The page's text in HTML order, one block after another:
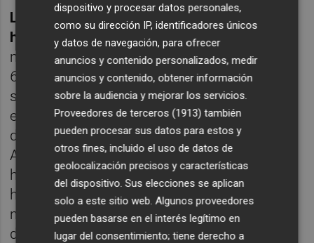
La Región de Murcia cuenta con unas 5.840
hectáreas de agricultura protegida
mientras que en toda España alcanza las
66.000 has, lo que supone un 0,14% de la
superficie total del cultivo vigente, según la
encuesta sobre la superficie y rendimientos
de cultivos (ESYRCE). A modo de referencia,
Almería cuenta con más de 30.000
hectáreas y Holanda con sólo 9.000
hectáreas atiende a un mercado de 500
millones de consumidores.Por eso,
defienden las posibilidades de crecimiento
dispositivo y procesar datos personales,
como su dirección IP, identificadores únicos
y datos de navegación, para ofrecer
anuncios y contenido personalizados, medir
anuncios y contenido, obtener información
sobre la audiencia y mejorar los servicios.
Proveedores de terceros (1913) también
pueden procesar sus datos para estos y
otros fines, incluido el uso de datos de
geolocalización precisos y características
del dispositivo. Sus elecciones se aplican
solo a este sitio web. Algunos proveedores
pueden basarse en el interés legítimo en
lugar del consentimiento; tiene derecho a